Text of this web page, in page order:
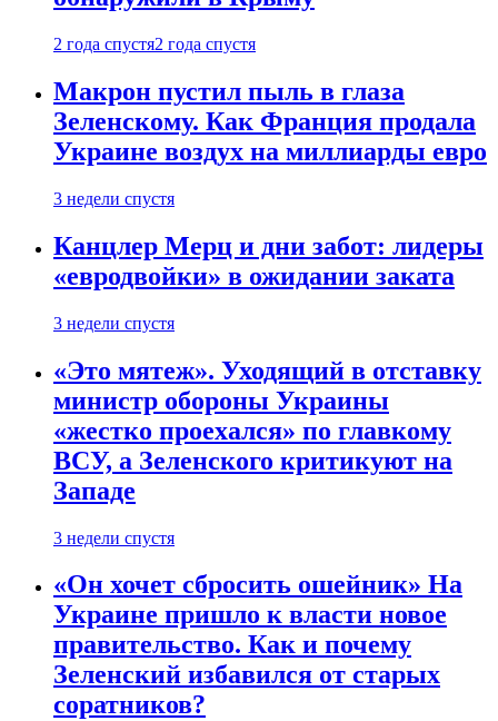
2 года спустя2 года спустя
Макрон пустил пыль в глаза
Зеленскому. Как Франция продала
Украине воздух на миллиарды евро
3 недели спустя
Канцлер Мерц и дни забот: лидеры
«евродвойки» в ожидании заката
3 недели спустя
«Это мятеж». Уходящий в отставку
министр обороны Украины
«жестко проехался» по главкому
ВСУ, а Зеленского критикуют на
Западе
3 недели спустя
«Он хочет сбросить ошейник» На
Украине пришло к власти новое
правительство. Как и почему
Зеленский избавился от старых
соратников?